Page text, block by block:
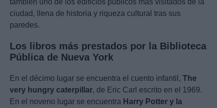
también uno de los edificios públicos más visitados de la
ciudad, llena de historia y riqueza cultural tras sus
paredes.
Los libros más prestados por la Biblioteca
Pública de Nueva York
En el décimo lugar se encuentra el cuento infantil, The
very hungry caterpillar, de Eric Carl escrito en el 1969.
En el noveno lugar se encuentra Harry Potter y la